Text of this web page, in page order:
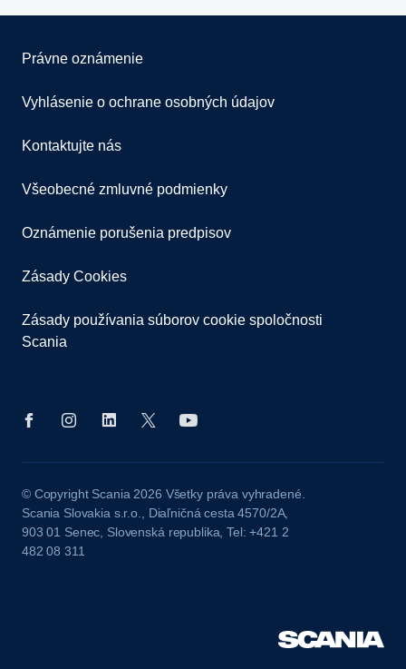
Právne oznámenie
Vyhlásenie o ochrane osobných údajov
Kontaktujte nás
Všeobecné zmluvné podmienky
Oznámenie porušenia predpisov
Zásady Cookies
Zásady používania súborov cookie spoločnosti
Scania
© Copyright Scania 2026 Všetky práva vyhradené.
Scania Slovakia s.r.o., Diaľničná cesta 4570/2A,
903 01 Senec, Slovenská republika, Tel: +421 2
482 08 311